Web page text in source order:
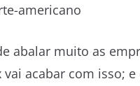
americano
abalar muito as
acabar com isso;